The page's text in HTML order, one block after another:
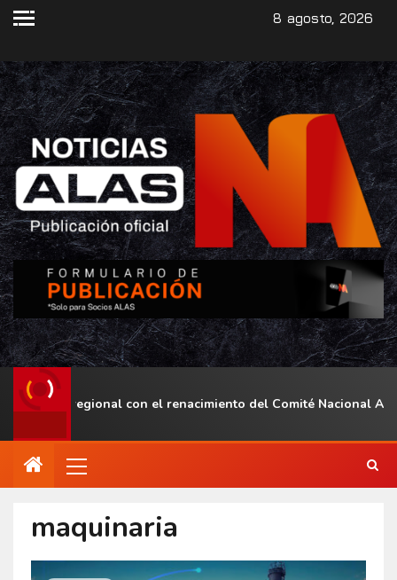
8 agosto, 2026
regional con el renacimiento del Comité Nacional ALAS
maquinaria